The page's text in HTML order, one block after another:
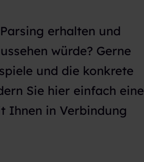
erhalten und
würde? Gerne
und die konkrete
Sie hier einfach eine
Ihnen in Verbindung